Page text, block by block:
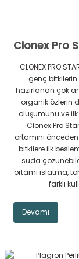
CLONEX PRO
genç
hazırlanan çok
organik özlerin
oluşumunu ve
Clonex Pro
ortamını
bitkilere ilk
suda
ortamı ıslatma,
farklı
Devamı